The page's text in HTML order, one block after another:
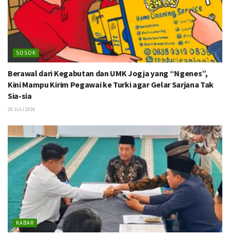
SOSOK
Berawal dari Kegabutan dan UMK Jogja yang “Ngenes”,
Kini Mampu Kirim Pegawai ke Turki agar Gelar Sarjana Tak
Sia-sia
28 JULI 2026
KABAR